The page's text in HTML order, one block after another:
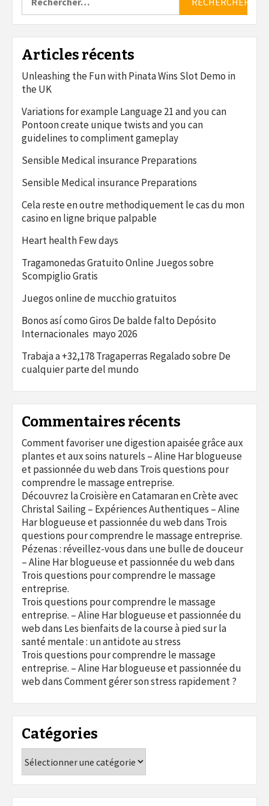
Articles récents
Unleashing the Fun with Pinata Wins Slot Demo in
the UK
Variations for example Language 21 and you can
Pontoon create unique twists and you can
guidelines to compliment gameplay
Sensible Medical insurance Preparations
Sensible Medical insurance Preparations
Cela reste en outre methodiquement le cas du mon
casino en ligne brique palpable
Heart health Few days
Tragamonedas Gratuito Online Juegos sobre
Scompiglio Gratis
Juegos online de mucchio gratuitos
Bonos así­ como Giros De balde falto Depósito
Internacionales ️ mayo 2026
Trabaja a +32,178 Tragaperras Regalado sobre De
cualquier parte del mundo
Commentaires récents
Comment favoriser une digestion apaisée grâce aux
plantes et aux soins naturels – Aline Har blogueuse
et passionnée du webdans Trois questions pour
comprendre le massage entreprise.
Découvrez la Croisière en Catamaran en Crète avec
Christal Sailing – Expériences Authentiques – Aline
Har blogueuse et passionnée du webdans Trois
questions pour comprendre le massage entreprise.
Pézenas : réveillez-vous dans une bulle de douceur
– Aline Har blogueuse et passionnée du webdans
Trois questions pour comprendre le massage
entreprise.
Trois questions pour comprendre le massage
entreprise. – Aline Har blogueuse et passionnée du
webdans Les bienfaits de la course à pied sur la
santé mentale : un antidote au stress
Trois questions pour comprendre le massage
entreprise. – Aline Har blogueuse et passionnée du
webdansComment gérer son stress rapidement ?
Catégories